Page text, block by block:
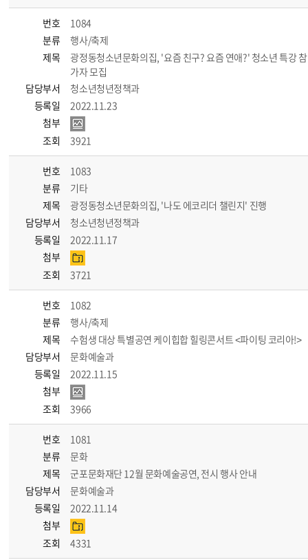
번호
1084
분류
행사/축제
제목
광정동청소년문화의집, '요즘 친구? 요즘 연애?' 청소년 특강 참
가자 모집
담당부서
청소년청년정책과
등록일
2022.11.23
첨부
조회
3921
번호
1083
분류
기타
제목
광정동청소년문화의집, '나도 에코리더 챌린지' 진행
담당부서
청소년청년정책과
등록일
2022.11.17
첨부
조회
3721
번호
1082
분류
행사/축제
제목
수험생 대상 특별공연 케이힙합 힐링콘서트 <파이팅 코리아!>
담당부서
문화예술과
등록일
2022.11.15
첨부
조회
3966
번호
1081
분류
문화
제목
군포문화재단 12월 문화예술공연, 전시 행사 안내
담당부서
문화예술과
등록일
2022.11.14
첨부
조회
4331